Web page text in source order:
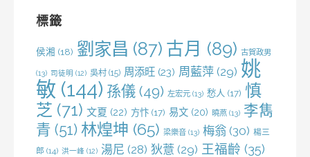
標籤
侯湘 (18) 劉家昌 (87) 古月 (89) 古賀政男
(13) 司徒明 (12) 吳村 (15) 周添旺 (23) 周藍萍 (29) 姚
敏 (144) 孫儀 (49) 左宏元 (13) 愁人 (17) 慎
芝 (71) 文夏 (22) 方忭 (17) 易文 (20) 曉燕 (13) 李雋
青 (51) 林煌坤 (65) 梁樂音 (13) 梅翁 (30) 楊三
郎 (14) 洪一峰 (12) 湯尼 (28) 狄薏 (29) 王福齡 (35)